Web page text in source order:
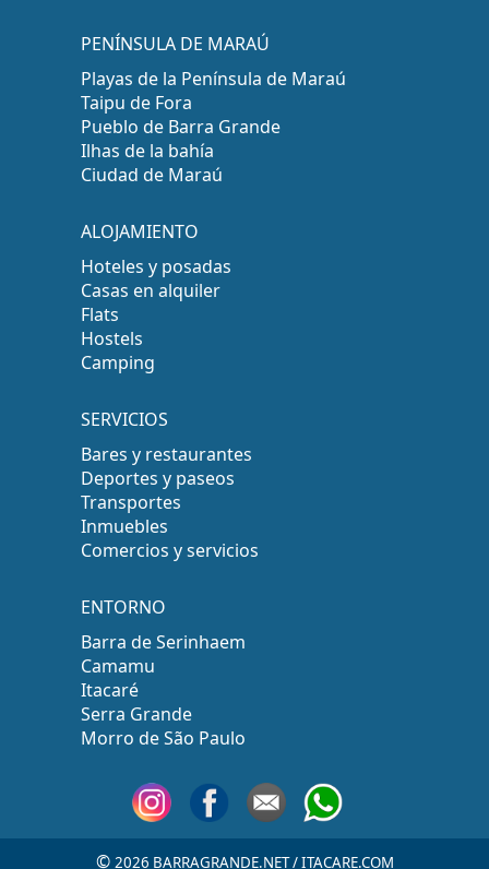
PENÍNSULA DE MARAÚ
Playas de la Península de Maraú
Taipu de Fora
Pueblo de Barra Grande
Ilhas de la bahía
Ciudad de Maraú
ALOJAMIENTO
Hoteles y posadas
Casas en alquiler
Flats
Hostels
Camping
SERVICIOS
Bares y restaurantes
Deportes y paseos
Transportes
Inmuebles
Comercios y servicios
ENTORNO
Barra de Serinhaem
Camamu
Itacaré
Serra Grande
Morro de São Paulo
© 2026 BARRAGRANDE.NET / ITACARE.COM